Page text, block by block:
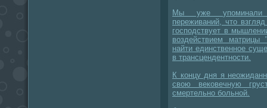
Мы уже упоминали
переживаний, что
господствует в
воздействием
найти единственное
в трансцендентности.
К концу дня я
свою вековечную
смертельно больной.